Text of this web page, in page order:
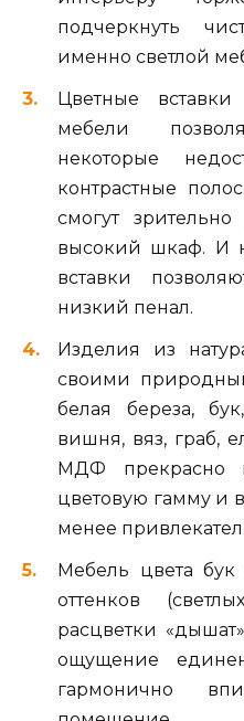
подчеркнуть
именно светлой
Цветные
мебели
некоторые
контрастные
смогут
высокий шкаф. И
вставки
низкий пенал.
Изделия из
своими
белая береза,
вишня, вяз, граб,
МДФ прекрасно
цветовую гамму и
менее
Мебель цвета бук
оттенков
расцветки
ощущение
гармонично